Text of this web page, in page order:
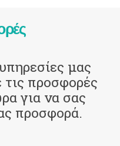
μας
τις προσφορές
για να σας
προσφορά.